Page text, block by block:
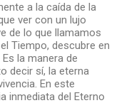
a la caída de la
ver con un lujo
de lo que llamamos
Tiempo, descubre en
la manera de
decir sí, la eterna
En este
inmediata del Eterno